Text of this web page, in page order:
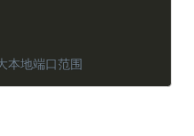
本地端口范围